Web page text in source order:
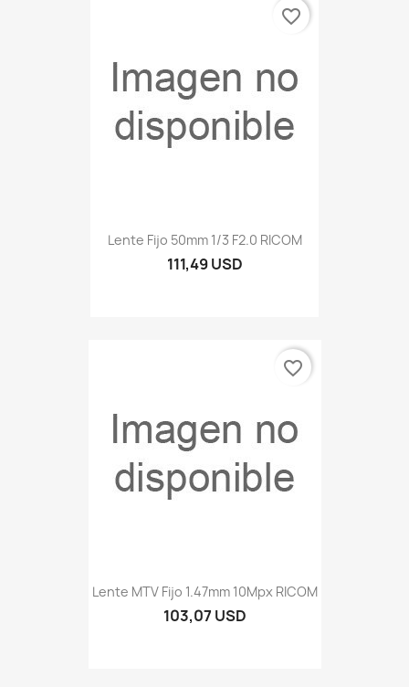
Lente Fijo 50mm 1/3 F2.0 RICOM
111,49 USD
favorite_border
Lente MTV Fijo 1.47mm 10Mpx RICOM
103,07 USD
favorite_border